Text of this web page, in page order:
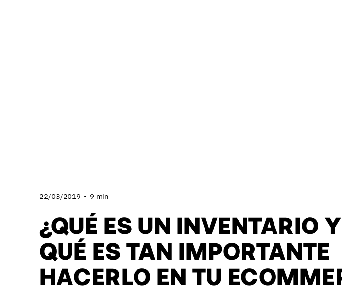
22/03/2019 9 min
¿QUÉ ES UN INVENTARIO
QUÉ ES TAN IMPORTANTE
HACERLO EN TU